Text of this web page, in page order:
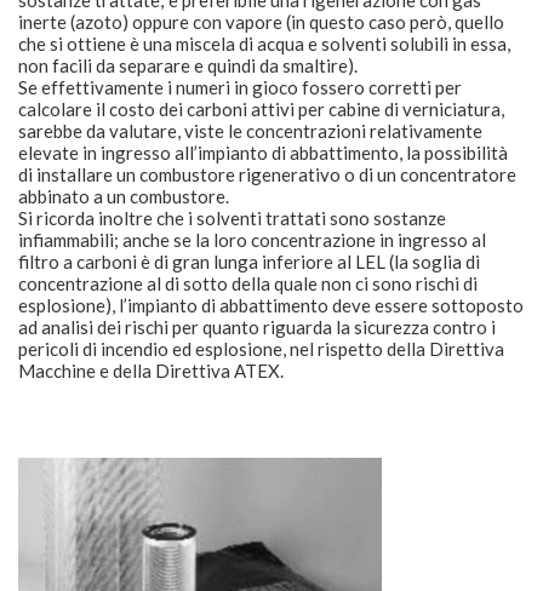
inerte (azoto) oppure con vapore (in questo caso però, quello
che si ottiene è una miscela di acqua e solventi solubili in essa,
non facili da separare e quindi da smaltire).
Se effettivamente i numeri in gioco fossero corretti per
calcolare il costo dei carboni attivi per cabine di verniciatura,
sarebbe da valutare, viste le concentrazioni relativamente
elevate in ingresso all’impianto di abbattimento, la possibilità
di installare un combustore rigenerativo o di un concentratore
abbinato a un combustore.
Si ricorda inoltre che i solventi trattati sono sostanze
infiammabili; anche se la loro concentrazione in ingresso al
filtro a carboni è di gran lunga inferiore al LEL (la soglia di
concentrazione al di sotto della quale non ci sono rischi di
esplosione), l’impianto di abbattimento deve essere sottoposto
ad analisi dei rischi per quanto riguarda la sicurezza contro i
pericoli di incendio ed esplosione, nel rispetto della Direttiva
Macchine e della Direttiva ATEX.